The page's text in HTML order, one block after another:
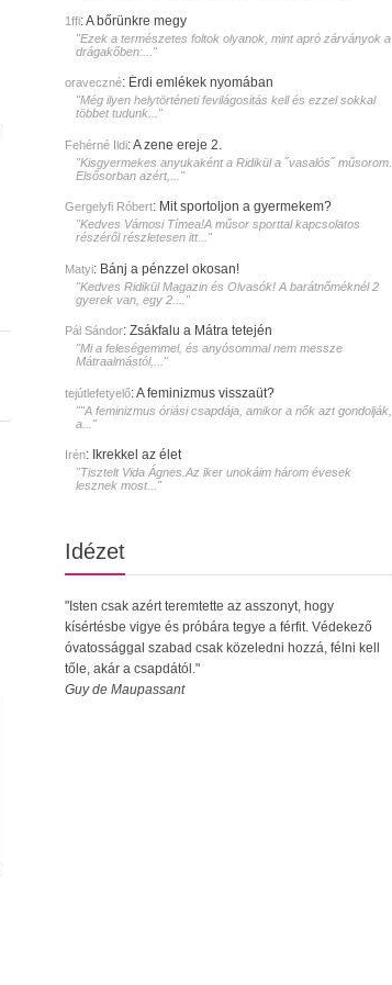
1ffi:A bőrünkre megy
"Ezek a természetes foltok olyanok, mint apró zárványok a
drágakőben:..."
oraveczné: Érdi emlékek nyomában
"Még ilyen helytörténeti fevilágositás kell és ezzel sokkal
többet tudunk..."
Fehérné Ildi:A zene ereje 2.
"Kisgyermekes anyukaként a Ridikül a ˝vasalós˝ műsorom.
Elsősorban azért,..."
Gergelyfi Róbert: Mit sportoljon a gyermekem?
"Kedves Vámosi Tímea!A műsor sporttal kapcsolatos
részéről részletesen itt..."
Matyi: Bánj a pénzzel okosan!
"Kedves Ridikül Magazin és Olvasók! A barátnőméknél 2
gyerek van, egy 2...."
Pál Sándor: Zsákfalu a Mátra tetején
"Mi a feleségemmel, és anyósommal nem messze
Mátraalmástól,..."
tejútlefetyelő:A feminizmus visszaüt?
""A feminizmus óriási csapdája, amikor a nők azt gondolják,
a..."
Irén: Ikrekkel az élet
"Tisztelt Vida Ágnes.Az iker unokáim három évesek
lesznek most..."
Idézet
"Isten csak azért teremtette az asszonyt, hogy
kísértésbe vigye és próbára tegye a férfit. Védekező
óvatossággal szabad csak közeledni hozzá, félni kell
tőle, akár a csapdától."
Guy de Maupassant